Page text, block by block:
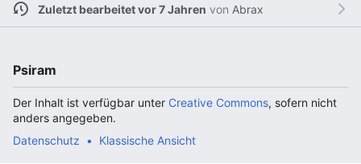
Zuletzt bearbeitet vor 7 Jahren von Abrax
Psiram
Der Inhalt ist verfügbar unter Creative Commons, sofern nicht
anders angegeben.
Datenschutz
Klassische Ansicht